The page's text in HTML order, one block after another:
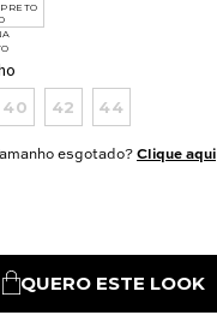
PRETO
40 42 44
esgotado? Clique aqui
QUERO ESTE LOOK